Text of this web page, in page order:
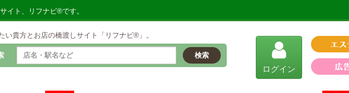
イト、リフナビ®です。
い貴方とお店の橋渡しサイト「リフナビ®」。
検索
ログイン